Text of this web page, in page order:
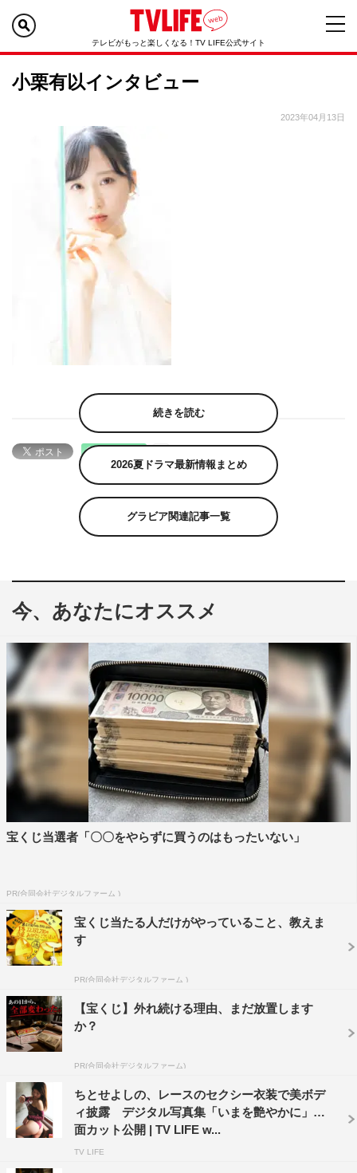
テレビがもっと楽しくなる！TV LIFE公式サイト
小栗有以インタビュー
2023年04月13日
続きを読む
2026夏ドラマ最新情報まとめ
グラビア関連記事一覧
今、あなたにオススメ
宝くじ当選者「〇〇をやらずに買うのはもったいない」
PR(合同会社デジタルファーム )
宝くじ当たる人だけがやっていること、教えま
す
PR(合同会社デジタルファーム )
【宝くじ】外れ続ける理由、まだ放置します
か？
PR(合同会社デジタルファーム)
ちとせよしの、レースのセクシー衣装で美ボデ
ィ披露 デジタル写真集「いまを艶やかに」誌
面カット公開 | TV LIFE w...
TV LIFE